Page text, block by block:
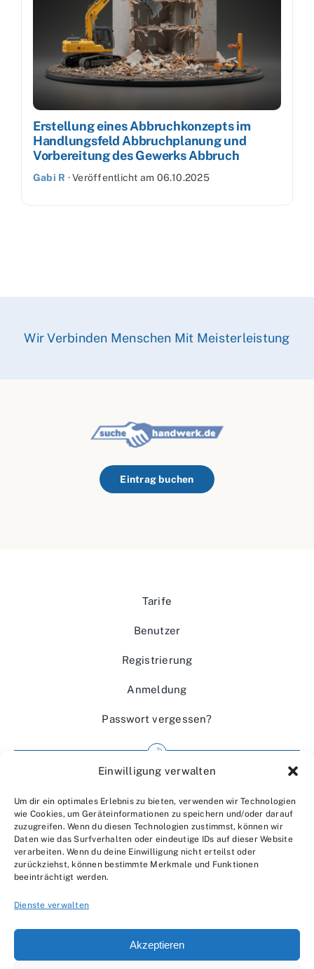
Einwilligung verwalten
Um dir ein optimales Erlebnis zu bieten, verwenden wir Technologien
wie Cookies, um Geräteinformationen zu speichern und/oder darauf
zuzugreifen. Wenn du diesen Technologien zustimmst, können wir
Daten wie das Surfverhalten oder eindeutige IDs auf dieser Website
verarbeiten. Wenn du deine Einwilligung nicht erteilst oder
zurückziehst, können bestimmte Merkmale und Funktionen
beeinträchtigt werden.
Dienste verwalten
Akzeptieren
Erstellung eines Abbruchkonzepts im
Handlungsfeld Abbruchplanung und
Vorbereitung des Gewerks Abbruch
Gabi R ·Veröffentlicht am 06.10.2025
Wir Verbinden Menschen Mit Meisterleistung
Eintrag buchen
Tarife
Benutzer
Registrierung
Anmeldung
Passwort vergessen?
Wir über uns
Kontakt
Datenschutzerklärung